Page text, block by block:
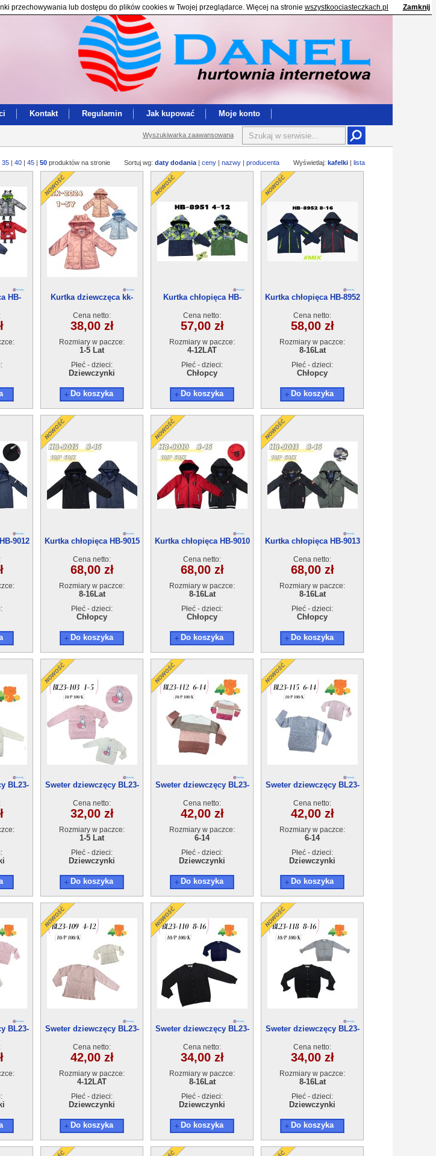
przechowywania lub dostępu do plików cookies w Twojej przeglądarce. Więcej na stronie wszystkoociasteczkach.pl Zamknij
Wyszukiwarka zaawansowana
Kontakt Regulamin Jak kupować Moje konto
35 | 40 | 45 | 50 produktów na stronie Sortuj wg: daty dodania | ceny | nazwy | producenta Wyświetlaj: kafelki | lista
HB-
Kurtka dziewczęca kk-
Cena netto:
38,00 zł
Rozmiary w paczce:
1-5 Lat
Płeć - dzieci:
Dziewczynki
Do koszyka
Kurtka chłopięca HB-
Cena netto:
57,00 zł
Rozmiary w paczce:
4-12LAT
Płeć - dzieci:
Chłopcy
Do koszyka
Kurtka chłopięca HB-8952
Cena netto:
58,00 zł
Rozmiary w paczce:
8-16Lat
Płeć - dzieci:
Chłopcy
Do koszyka
9012
Kurtka chłopięca HB-9015
Cena netto:
68,00 zł
Rozmiary w paczce:
8-16Lat
Płeć - dzieci:
Chłopcy
Do koszyka
Kurtka chłopięca HB-9010
Cena netto:
68,00 zł
Rozmiary w paczce:
8-16Lat
Płeć - dzieci:
Chłopcy
Do koszyka
Kurtka chłopięca HB-9013
Cena netto:
68,00 zł
Rozmiary w paczce:
8-16Lat
Płeć - dzieci:
Chłopcy
Do koszyka
BL23-
Sweter dziewczęcy BL23-
Cena netto:
32,00 zł
Rozmiary w paczce:
1-5 Lat
Płeć - dzieci:
Dziewczynki
Do koszyka
Sweter dziewczęcy BL23-
Cena netto:
42,00 zł
Rozmiary w paczce:
6-14
Płeć - dzieci:
Dziewczynki
Do koszyka
Sweter dziewczęcy BL23-
Cena netto:
42,00 zł
Rozmiary w paczce:
6-14
Płeć - dzieci:
Dziewczynki
Do koszyka
BL23-
Sweter dziewczęcy BL23-
Cena netto:
42,00 zł
Rozmiary w paczce:
4-12LAT
Płeć - dzieci:
Dziewczynki
Do koszyka
Sweter dziewczęcy BL23-
Cena netto:
34,00 zł
Rozmiary w paczce:
8-16Lat
Płeć - dzieci:
Dziewczynki
Do koszyka
Sweter dziewczęcy BL23-
Cena netto:
34,00 zł
Rozmiary w paczce:
8-16Lat
Płeć - dzieci:
Dziewczynki
Do koszyka